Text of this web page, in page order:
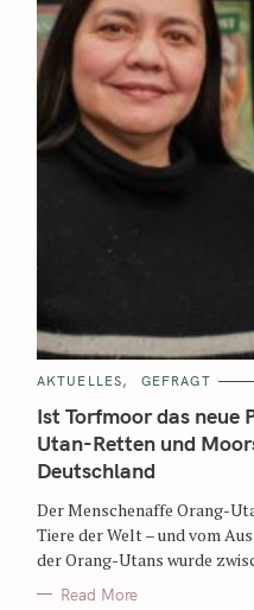
AKTUELLES GEFRAGT
Ist Torfmoor das neue
Utan-Retten und
Deutschland
Der Menschenaffe Orang-
Tiere der Welt – und vom
der Orang-Utans wurde
Read More